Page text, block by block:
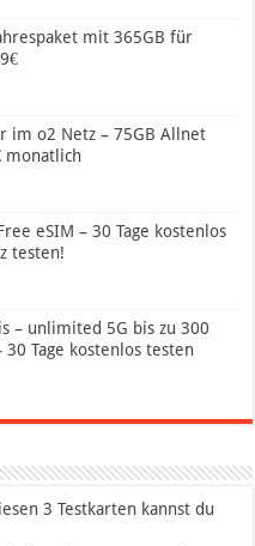
mit 365GB für
im o2 Netz – 75GB Allnet
monatlich
eSIM – 30 Tage kostenlos
testen!
– unlimited 5G bis zu 300
Tage kostenlos testen
3 Testkarten kannst du